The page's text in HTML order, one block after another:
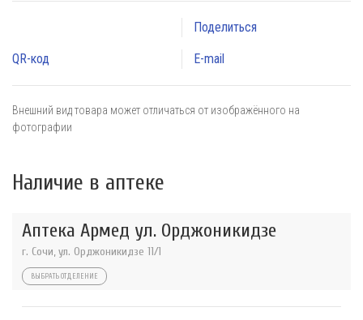
Поделиться
QR-код E-mail
Внешний вид товара может отличаться от изображённого на
фотографии
Наличие в аптеке
Аптека Армед ул. Орджоникидзе
г. Сочи, ул. Орджоникидзе 11/1
ВЫБРАТЬ ОТДЕЛЕНИЕ